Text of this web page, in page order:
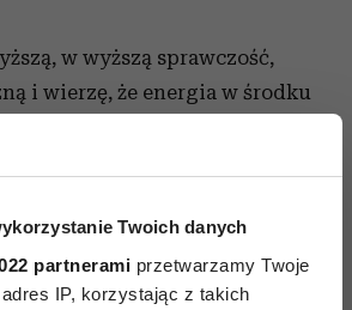
Twoich danych
partnerami przetwarzamy Twoje
IP, korzystając z takich
w wyższą sprawczość,
i wierzę, że energia w środku
„Medytacja to